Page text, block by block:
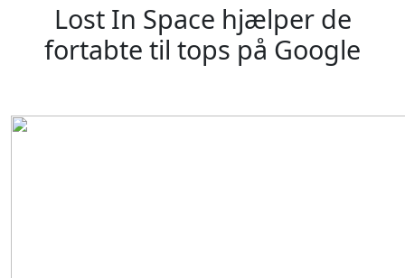
Lost In Space hjælper de
fortabte til tops på Google